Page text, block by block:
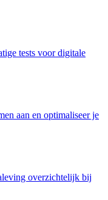
tests voor digitale
aan en optimaliseer je
overzichtelijk bij